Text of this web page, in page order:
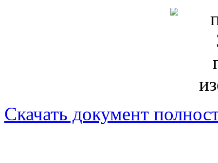
Скачать документ